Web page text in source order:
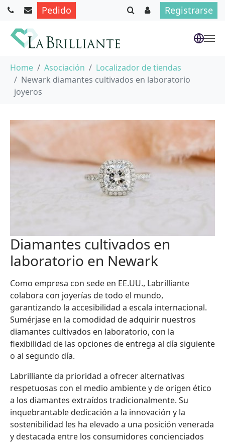
Pedido Registrarse
Home Asociación
Localizador de tiendas
Newark diamantes cultivados en laboratorio
joyeros
Diamantes cultivados en
laboratorio en Newark
Como empresa con sede en EE.UU., Labrilliante
colabora con joyerías de todo el mundo,
garantizando la accesibilidad a escala internacional.
Sumérjase en la comodidad de adquirir nuestros
diamantes cultivados en laboratorio, con la
flexibilidad de las opciones de entrega al día siguiente
o al segundo día.
Labrilliante da prioridad a ofrecer alternativas
respetuosas con el medio ambiente y de origen ético
a los diamantes extraídos tradicionalmente. Su
inquebrantable dedicación a la innovación y la
sostenibilidad les ha elevado a una posición venerada
y destacada entre los consumidores concienciados